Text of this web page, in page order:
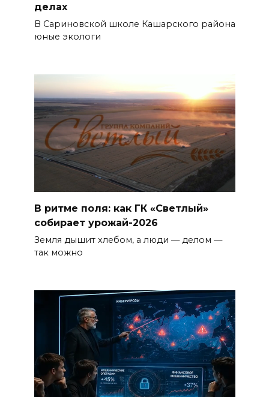
делах
В Сариновской школе Кашарского района
юные экологи
В ритме поля: как ГК «Светлый»
собирает урожай-2026
Земля дышит хлебом, а люди — делом —
так можно